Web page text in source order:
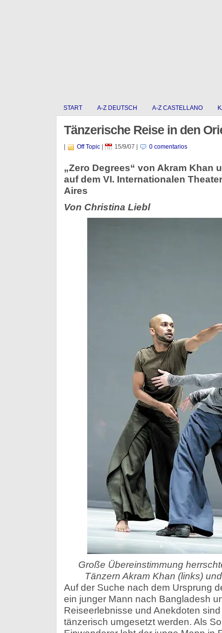
START A-Z DEUTSCH A-Z CASTELLANO
Tänzerische Reise in den
Off Topic| 15/9/07 0 comentarios
„Zero Degrees“ von Akram Khan
auf dem VI. Internationalen
Aires
Von Christina Liebl
Große Übereinstimmung
Tänzern Akram Khan (links)
Auf der Suche nach dem Ursprung
ein junger Mann nach Bangladesh
Reiseerlebnisse und Anekdoten sind
tänzerisch umgesetzt werden. Als